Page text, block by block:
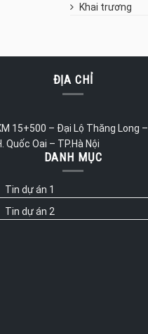
Khai trương
ĐỊA CHỈ
15+500 – Đại Lộ Thăng Long –
Quốc Oai – TP.Hà Nội
DANH MỤC
Tin dự án 1
Tin dự án 2